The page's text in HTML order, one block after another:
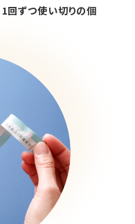
1回ずつ使い切りの個